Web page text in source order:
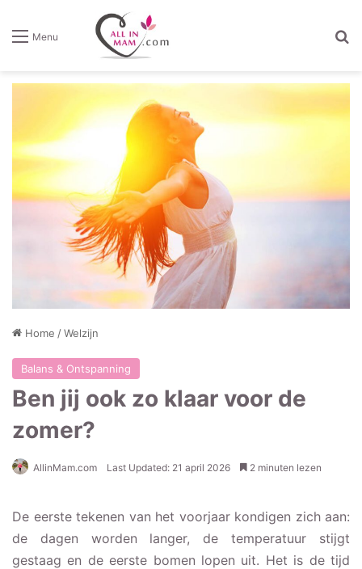
Menu
Home /Welzijn
Balans & Ontspanning
Ben jij ook zo klaar voor de
zomer?
AllinMam.com Last Updated: 21 april 2026 2 minuten lezen
De eerste tekenen van het voorjaar kondigen zich aan:
de dagen worden langer, de temperatuur stijgt
gestaag en de eerste bomen lopen uit. Het is de tijd